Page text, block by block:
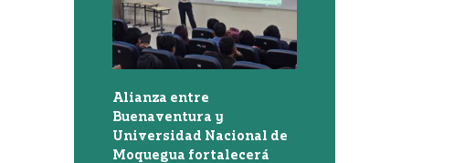
Alianza entre
Buenaventura y
Universidad Nacional de
Moquegua fortalecerá